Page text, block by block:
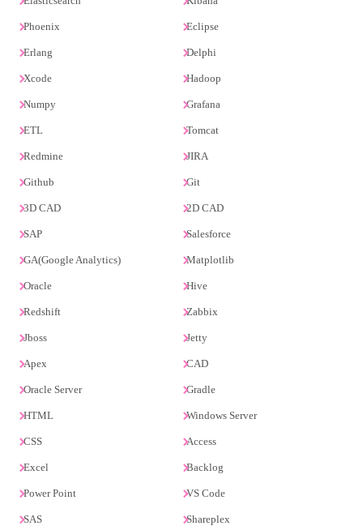
Phoenix Eclipse
Erlang Delphi
Xcode Hadoop
Numpy Grafana
ETL Tomcat
Redmine JIRA
Github Git
3D CAD 2D CAD
SAP Salesforce
GA(Google Analytics) Matplotlib
Oracle Hive
Redshift Zabbix
Jboss Jetty
Apex CAD
Oracle Server Gradle
HTML Windows Server
CSS Access
Excel Backlog
Power Point VS Code
SAS Shareplex